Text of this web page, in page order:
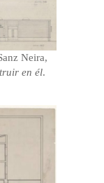
Neira,
en él.